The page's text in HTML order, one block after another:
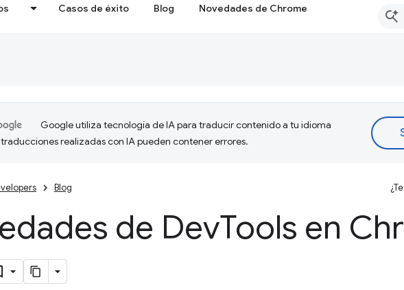
Casos de éxito Blog Novedades de Chrome
Google utiliza tecnología de IA para traducir contenido a tu idioma
realizadas con IA pueden contener errores.
Blog
de DevTools en